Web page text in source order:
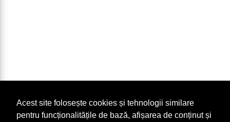
Acest site folosește cookies și tehnologii similare
pentru funcționalitățile de bază, afișarea de conținut și